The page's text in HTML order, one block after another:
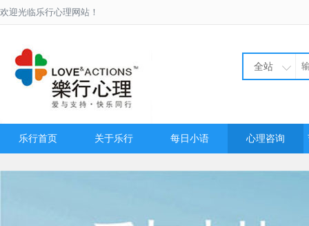
欢迎光临乐行心理网站！
全站
乐行首页 关于乐行 每日小语 心理咨询